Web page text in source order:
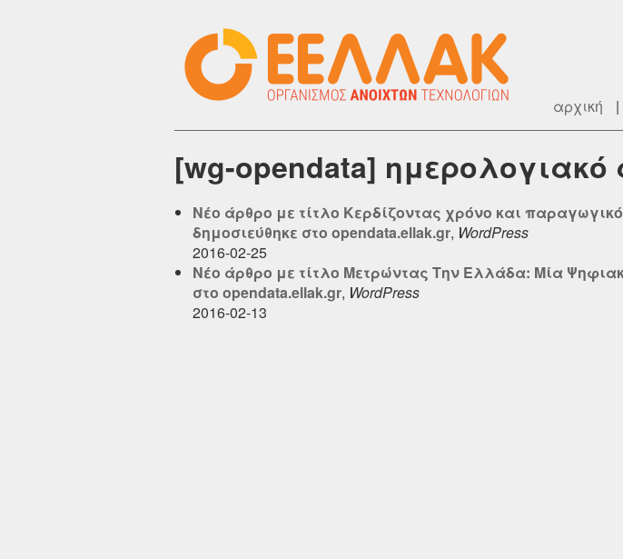
αρχική |
[wg-opendata]
Νέο άρθρο με τίτλο Κερδίζοντας χρόνο και
δημοσιεύθηκε στο opendata.ellak.gr, WordPress
2016-02-25
Νέο άρθρο με τίτλο Mετρώντας Την Ελλάδα: Μία
στο opendata.ellak.gr, WordPress
2016-02-13